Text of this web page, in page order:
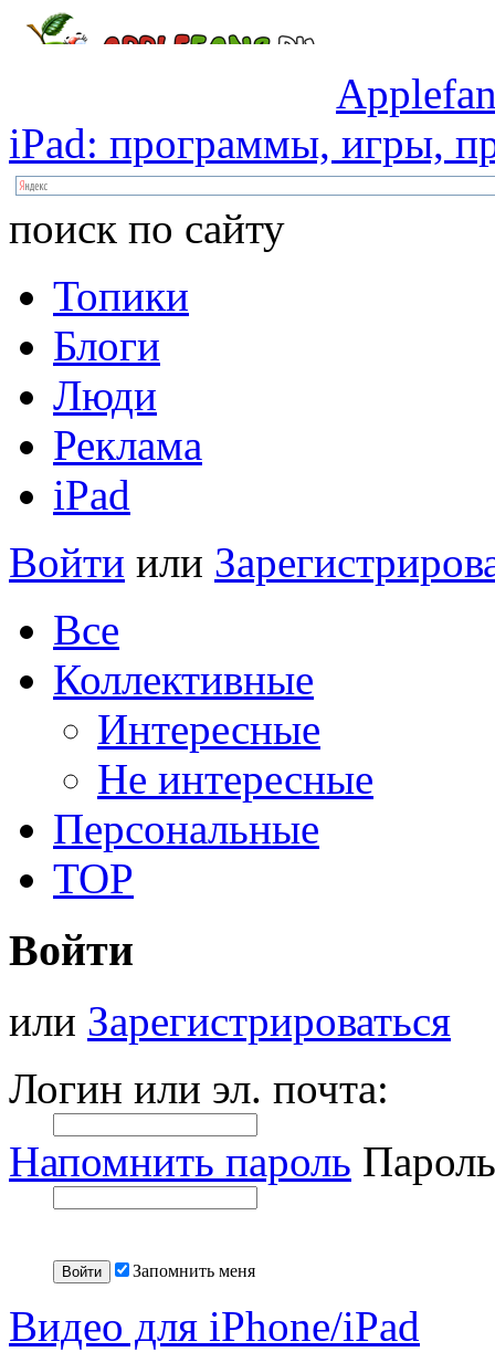
iPad: программы, игры,
поиск по сайту
Топики
Блоги
Люди
Реклама
iPad
Войти или
Все
Коллективные
Интересные
Не интересные
Персональные
TOP
Войти
или Зарегистрироваться
Логин или эл. почта:
Напомнить пароль
Запомнить меня
Видео для iPhone/iPad